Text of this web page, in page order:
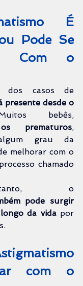
É
Pode Se
Com o
presente desde o
prematuros,
grau da
melhorar com o
pode surgir
da vida por
com o